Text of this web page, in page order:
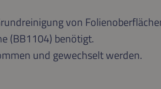
von
(BB1104) benötigt.
und gewechselt werden.